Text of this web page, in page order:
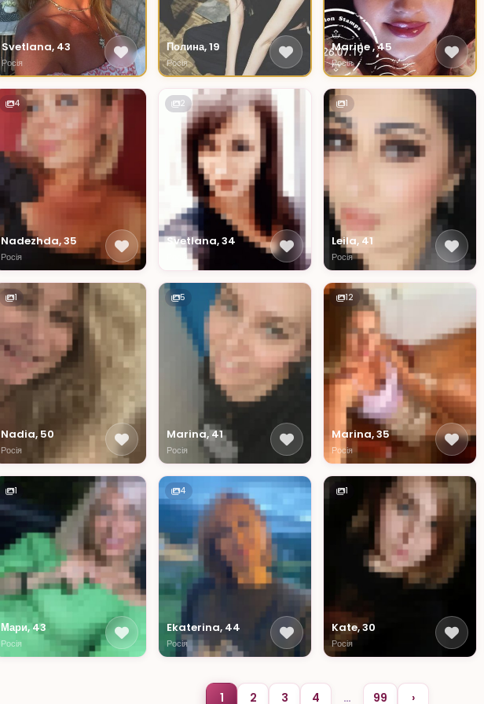
Svetlana, 43
Росія
Полина, 19
Росія
Marine , 45
Росія
4
Nadezhda, 35
Росія
2
Svetlana, 34
Росія
1
Leila, 41
Росія
1
Nadia, 50
Росія
5
Marina, 41
Росія
12
Marina, 35
Росія
1
Мари, 43
Росія
4
Ekaterina, 44
Росія
1
Kate, 30
Росія
1 2 3 4 … 99 ›